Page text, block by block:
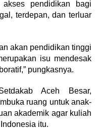
akses pendidikan bagi
terdepan, dan terluar
akan pendidikan tinggi
isu mendesak
pungkasnya.
Aceh Besar,
ruang untuk anak-
akademik agar kuliah
itu.